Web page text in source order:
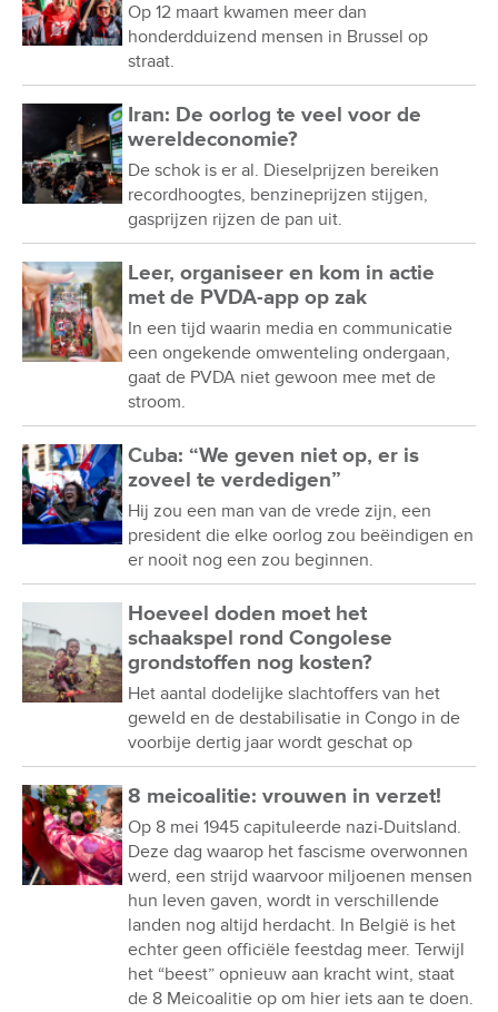
Op 12 maart kwamen meer dan
honderdduizend mensen in Brussel op
straat.
Iran: De oorlog te veel voor de
wereldeconomie?
De schok is er al. Dieselprijzen bereiken
recordhoogtes, benzineprijzen stijgen,
gasprijzen rijzen de pan uit.
Leer, organiseer en kom in actie
met de PVDA-app op zak
In een tijd waarin media en communicatie
een ongekende omwenteling ondergaan,
gaat de PVDA niet gewoon mee met de
stroom.
Cuba: “We geven niet op, er is
zoveel te verdedigen”
Hij zou een man van de vrede zijn, een
president die elke oorlog zou beëindigen en
er nooit nog een zou beginnen.
Hoeveel doden moet het
schaakspel rond Congolese
grondstoffen nog kosten?
Het aantal dodelijke slachtoffers van het
geweld en de destabilisatie in Congo in de
voorbije dertig jaar wordt geschat op
8 meicoalitie: vrouwen in verzet!
Op 8 mei 1945 capituleerde nazi-Duitsland.
Deze dag waarop het fascisme overwonnen
werd, een strijd waarvoor miljoenen mensen
hun leven gaven, wordt in verschillende
landen nog altijd herdacht. In België is het
echter geen officiële feestdag meer. Terwijl
het “beest” opnieuw aan kracht wint, staat
de 8 Meicoalitie op om hier iets aan te doen.